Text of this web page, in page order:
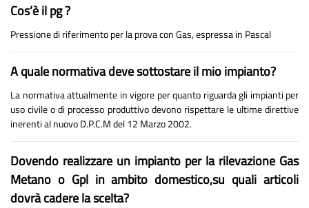
Cos’è il pg ?
Pressione di riferimento per la prova con Gas, espressa in Pascal
A quale normativa deve sottostare il mio impianto?
La normativa attualmente in vigore per quanto riguarda gli impianti per
uso civile o di processo produttivo devono rispettare le ultime direttive
inerenti al nuovo D.P.C.M del 12 Marzo 2002.
Dovendo realizzare un impianto per la rilevazione Gas
Metano o Gpl in ambito domestico,su quali articoli
dovrà cadere la scelta?